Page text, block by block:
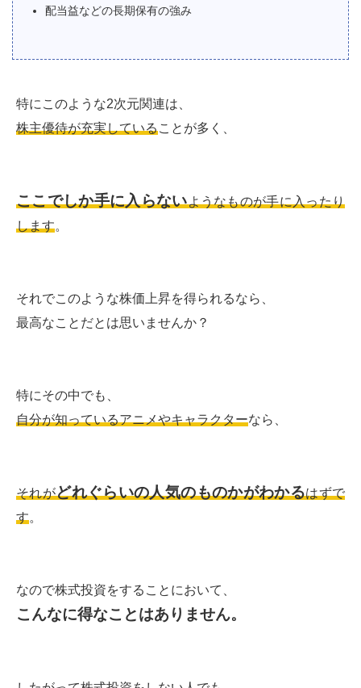
配当益などの長期保有の強み
特にこのような2次元関連は、
株主優待が充実していることが多く、
ここでしか手に入らないようなものが手に入ったり
します。
それでこのような株価上昇を得られるなら、
最高なことだとは思いませんか？
特にその中でも、
自分が知っているアニメやキャラクターなら、
それがどれぐらいの人気のものかがわかるはずで
す。
なので株式投資をすることにおいて、
こんなに得なことはありません。